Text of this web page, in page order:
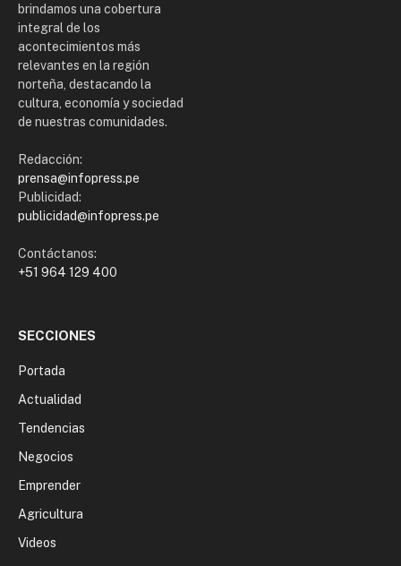
brindamos una cobertura
integral de los
acontecimientos más
relevantes en la región
norteña, destacando la
cultura, economía y sociedad
de nuestras comunidades.
Redacción:
prensa@infopress.pe
Publicidad:
publicidad@infopress.pe
Contáctanos:
+51 964 129 400
SECCIONES
Portada
Actualidad
Tendencias
Negocios
Emprender
Agricultura
Videos